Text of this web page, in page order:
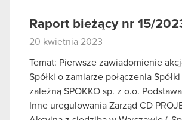
Raport bieżący nr 15/
20 kwietnia 2023
Temat: Pierwsze zawiadomienie
Spółki o zamiarze połączenia
zależną SPOKKO sp. z o.o.
Inne uregulowania Zarząd CD